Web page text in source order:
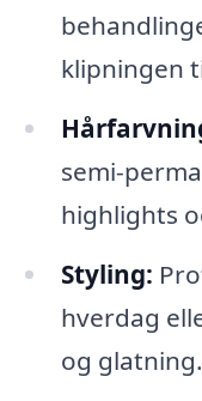
klipningen
semi-
highlights
Styling:
hverdag
og glatning.